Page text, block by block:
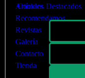
Artículos Destacados
Recomendamos
Revistas
Galería
Contacto
Tienda
Cookies